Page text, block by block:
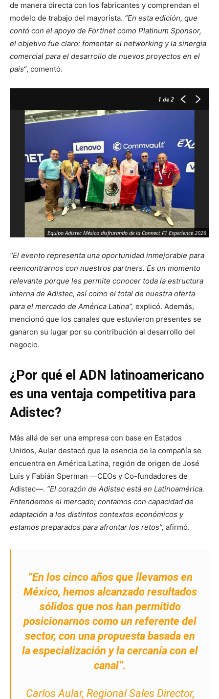
de manera directa con los fabricantes y comprendan el
modelo de trabajo del mayorista. “En esta edición, que
contó con el apoyo de Fortinet como Platinum Sponsor,
el objetivo fue claro: fomentar el networking y la sinergia
comercial para el desarrollo de nuevos proyectos en el
país“, comentó.
1 de 2
Equipo Adistec México disfrutando de la Connect F1 Experience 2026
“El evento representa una oportunidad inmejorable para
reencontrarnos con nuestros partners. Es un momento
relevante porque les permite conocer toda la estructura
interna de Adistec, así como el total de nuestra oferta
para el mercado de América Latina”, explicó. Además,
mencionó que los canales que estuvieron presentes se
ganaron su lugar por su contribución al desarrollo del
negocio.
¿Por qué el ADN latinoamericano
es una ventaja competitiva para
Adistec?
Más allá de ser una empresa con base en Estados
Unidos, Aular destacó que la esencia de la compañía se
encuentra en América Latina, región de origen de José
Luis y Fabián Sperman —CEOs y Co-fundadores de
Adistec—. “El corazón de Adistec está en Latinoamérica.
Entendemos el mercado; contamos con capacidad de
adaptación a los distintos contextos económicos y
estamos preparados para afrontar los retos”, afirmó.
“En los cinco años que llevamos en
México, hemos alcanzado resultados
sólidos que nos han permitido
posicionarnos como un referente del
sector, con una propuesta basada en
la especialización y la cercanía con el
canal”.
Carlos Aular, Regional Sales Director,